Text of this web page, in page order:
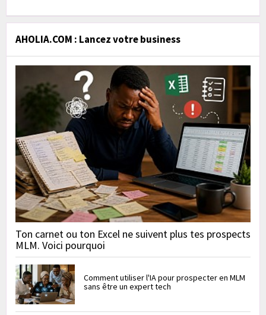
AHOLIA.COM : Lancez votre business
Ton carnet ou ton Excel ne suivent plus tes prospects
MLM. Voici pourquoi
Comment utiliser l'IA pour prospecter en MLM
sans être un expert tech